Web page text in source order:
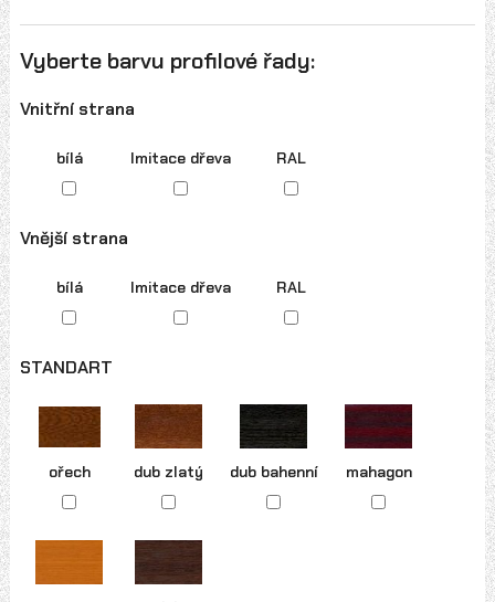
Vyberte barvu profilové řady:
Vnitřní strana
bílá Imitace dřeva RAL
Vnější strana
bílá Imitace dřeva RAL
STANDART
ořech dub zlatý dub bahenní mahagon